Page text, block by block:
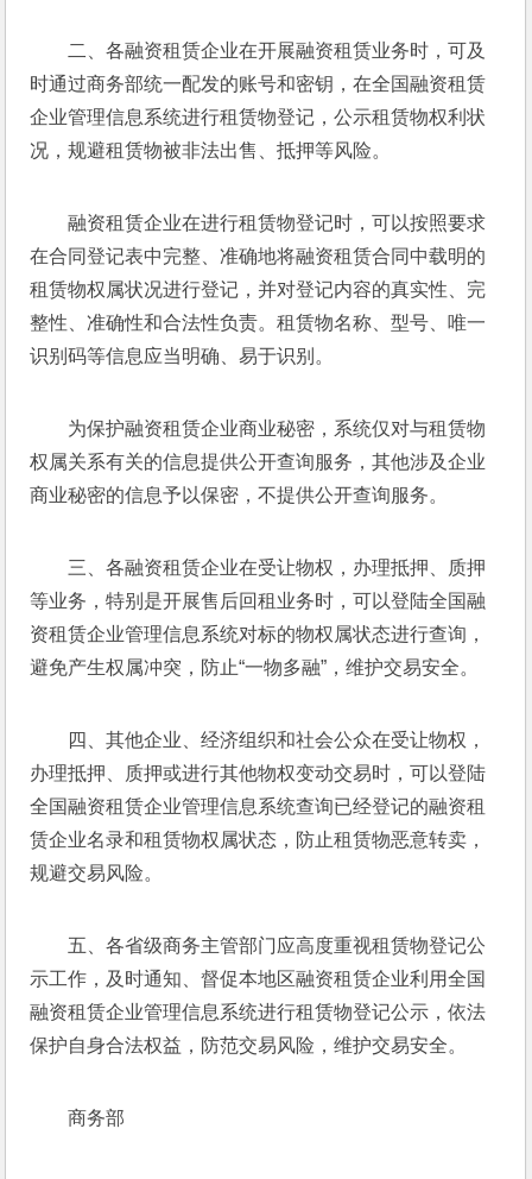
二、各融资租赁企业在开展融资租赁业务时，可及
时通过商务部统一配发的账号和密钥，在全国融资租赁
企业管理信息系统进行租赁物登记，公示租赁物权利状
况，规避租赁物被非法出售、抵押等风险。
融资租赁企业在进行租赁物登记时，可以按照要求
在合同登记表中完整、准确地将融资租赁合同中载明的
租赁物权属状况进行登记，并对登记内容的真实性、完
整性、准确性和合法性负责。租赁物名称、型号、唯一
识别码等信息应当明确、易于识别。
为保护融资租赁企业商业秘密，系统仅对与租赁物
权属关系有关的信息提供公开查询服务，其他涉及企业
商业秘密的信息予以保密，不提供公开查询服务。
三、各融资租赁企业在受让物权，办理抵押、质押
等业务，特别是开展售后回租业务时，可以登陆全国融
资租赁企业管理信息系统对标的物权属状态进行查询，
避免产生权属冲突，防止“一物多融”，维护交易安全。
四、其他企业、经济组织和社会公众在受让物权，
办理抵押、质押或进行其他物权变动交易时，可以登陆
全国融资租赁企业管理信息系统查询已经登记的融资租
赁企业名录和租赁物权属状态，防止租赁物恶意转卖，
规避交易风险。
五、各省级商务主管部门应高度重视租赁物登记公
示工作，及时通知、督促本地区融资租赁企业利用全国
融资租赁企业管理信息系统进行租赁物登记公示，依法
保护自身合法权益，防范交易风险，维护交易安全。
商务部